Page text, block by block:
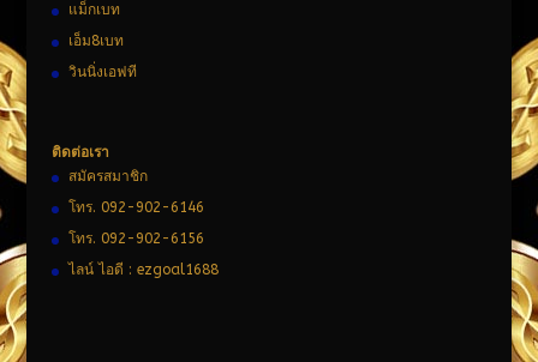
แม็กเบท
เอ็ม8เบท
วินนิ่งเอฟที
ติดต่อเรา
สมัครสมาชิก
โทร. 092-902-6146
โทร. 092-902-6156
ไลน์ ไอดี : ezgoal1688